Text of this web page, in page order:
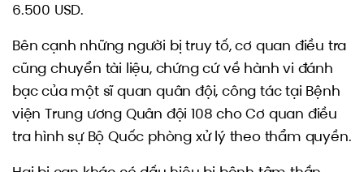
6.500 USD.
Bên cạnh những người bị truy tố, cơ quan điều tra
cũng chuyển tài liệu, chứng cứ về hành vi đánh
bạc của một sĩ quan quân đội, công tác tại Bệnh
viện Trung ương Quân đội 108 cho Cơ quan điều
tra hình sự Bộ Quốc phòng xử lý theo thẩm quyền.